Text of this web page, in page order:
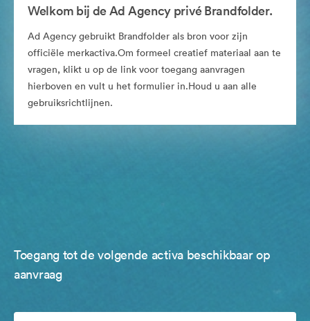
Welkom bij de Ad Agency privé Brandfolder.
Ad Agency gebruikt Brandfolder als bron voor zijn
officiële merkactiva.Om formeel creatief materiaal aan te
vragen, klikt u op de link voor toegang aanvragen
hierboven en vult u het formulier in.Houd u aan alle
gebruiksrichtlijnen.
Toegang tot de volgende activa beschikbaar op
aanvraag